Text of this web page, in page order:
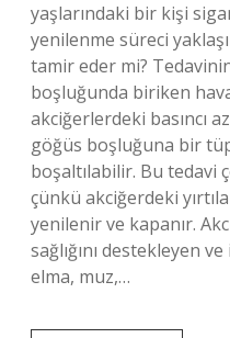
yaşlarındaki bir kişi
yenilenme süreci
tamir eder mi?
boşluğunda biriken
akciğerlerdeki basıncı
göğüs boşluğuna bir
boşaltılabilir. Bu tedavi
çünkü akciğerdeki
yenilenir ve kapanır.
sağlığını destekleyen
elma, muz,…